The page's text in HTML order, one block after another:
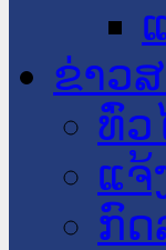
ຂ່າວ
ທົ່ວ​
ແຈ້
ກົດ